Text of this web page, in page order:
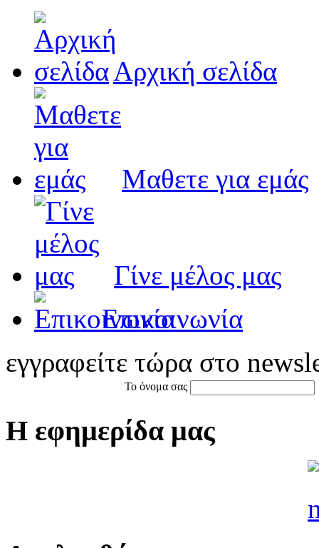
Αρχική σελίδα
Μαθετε για εμάς
Γίνε μέλος μας
Eπικοινωνία
εγγραφείτε τώρα στο
Το όνομα σας
Η εφημερίδα μας